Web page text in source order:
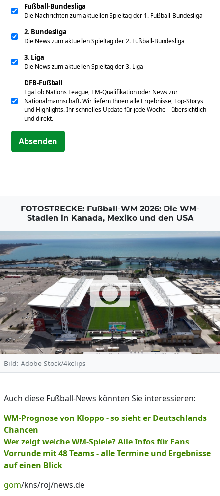
Fußball-Bundesliga
Die Nachrichten zum aktuellen Spieltag der 1. Fußball-Bundesliga
2. Bundesliga
Die News zum aktuellen Spieltag der 2. Fußball-Bundesliga
3. Liga
Die News zum aktuellen Spieltag der 3. Liga
DFB-Fußball
Egal ob Nations League, EM-Qualifikation oder News zur
Nationalmannschaft. Wir liefern Ihnen alle Ergebnisse, Top-Storys
und Highlights. Ihr schnelles Update für jede Woche – übersichtlich
und direkt.
Absenden
FOTOSTRECKE: Fußball-WM 2026: Die WM-
Stadien in Kanada, Mexiko und den USA
Bild: Adobe Stock/4kclips
Auch diese Fußball-News könnten Sie interessieren:
WM-Prognose von Kloppo - so sieht er Deutschlands
Chancen
Wer zeigt welche WM-Spiele? Alle Infos für Fans
Vorrunde mit 48 Teams - alle Termine und Ergebnisse
auf einen Blick
gom/kns/roj/news.de